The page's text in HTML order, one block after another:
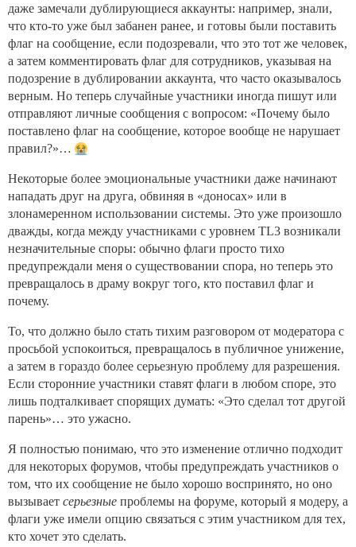
даже замечали дублирующиеся аккаунты: например, знали,
что кто-то уже был забанен ранее, и готовы были поставить
флаг на сообщение, если подозревали, что это тот же человек,
а затем комментировать флаг для сотрудников, указывая на
подозрение в дублировании аккаунта, что часто оказывалось
верным. Но теперь случайные участники иногда пишут или
отправляют личные сообщения с вопросом: «Почему было
поставлено флаг на сообщение, которое вообще не нарушает
правил?»…
Некоторые более эмоциональные участники даже начинают
нападать друг на друга, обвиняя в «доносах» или в
злонамеренном использовании системы. Это уже произошло
дважды, когда между участниками с уровнем TL3 возникали
незначительные споры: обычно флаги просто тихо
предупреждали меня о существовании спора, но теперь это
превращалось в драму вокруг того, кто поставил флаг и
почему.
То, что должно было стать тихим разговором от модератора с
просьбой успокоиться, превращалось в публичное унижение,
а затем в гораздо более серьезную проблему для разрешения.
Если сторонние участники ставят флаги в любом споре, это
лишь подталкивает спорящих думать: «Это сделал тот другой
парень»… это ужасно.
Я полностью понимаю, что это изменение отлично подходит
для некоторых форумов, чтобы предупреждать участников о
том, что их сообщение не было хорошо воспринято, но оно
вызывает серьезные проблемы на форуме, который я модеру, а
флаги уже имели опцию связаться с этим участником для тех,
кто хочет это сделать.